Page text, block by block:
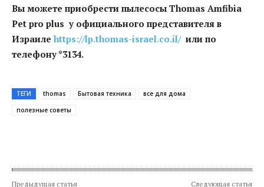
Вы можете приобрести пылесосы Thomas Amfibia
Pet pro plus у официального представителя в
Израиле https://lp.thomas-israel.co.il/ или по
телефону *3134.
ТЕГИ thomas Бытовая техника
все для дома
полезные советы
Предыдущая статья Следующая статья